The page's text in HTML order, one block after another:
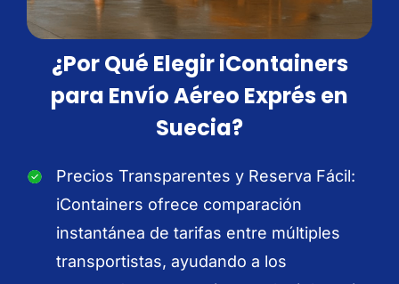
¿Por Qué Elegir iContainers
para Envío Aéreo Exprés en
Suecia?
Precios Transparentes y Reserva Fácil:
iContainers ofrece comparación
instantánea de tarifas entre múltiples
transportistas, ayudando a los